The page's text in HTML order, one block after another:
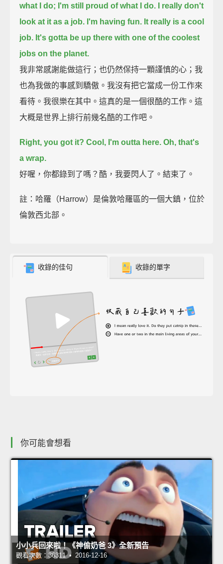
what I do; I'm still proud of what I do.
I really don't
look at it as a job. I'm having fun. It really is a cool
job. It's gotta be up there with one of the coolest
jobs on the planet.
我非常感謝能做這行；也仍然保持一顆謹慎的心；我
也為我做的事感到驕傲。我沒有把它當成一份工作來
看待。我很樂在其中。這真的是一個很酷的工作。這
大概是世界上排行前幾名酷的工作吧。
Right, you got it? Cool, I'm outta here. Oh, that's
a wrap.
好喔，你都錄到了嗎？酷，我要閃人了。結束了。
註：哈羅（Harrow）是倫敦哈羅區的一個大鎮，位於
倫敦西北部。
收錄的佳句 收錄的單字
你可能會想看
小小兵回來啦！《神偷奶爸 3》全新預告
觀看次數：36311 • 2016-12-16